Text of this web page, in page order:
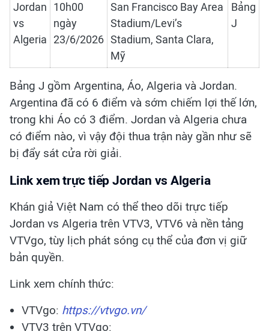
Jordan
vs
Algeria
10h00
ngày
23/6/2026
San Francisco Bay Area
Stadium/Levi’s
Stadium, Santa Clara,
Mỹ
Bảng
J
Bảng J gồm Argentina, Áo, Algeria và Jordan.
Argentina đã có 6 điểm và sớm chiếm lợi thế lớn,
trong khi Áo có 3 điểm. Jordan và Algeria chưa
có điểm nào, vì vậy đội thua trận này gần như sẽ
bị đẩy sát cửa rời giải.
Link xem trực tiếp Jordan vs Algeria
Khán giả Việt Nam có thể theo dõi trực tiếp
Jordan vs Algeria trên VTV3, VTV6 và nền tảng
VTVgo, tùy lịch phát sóng cụ thể của đơn vị giữ
bản quyền.
Link xem chính thức:
VTVgo: https://vtvgo.vn/
VTV3 trên VTVgo: